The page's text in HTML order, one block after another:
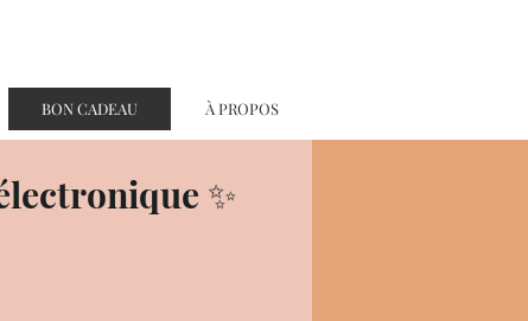
BON CADEAU À PROPOS
✨